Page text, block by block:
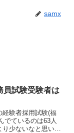
samx
員試験受験者は
経験者採用試験(福
でているのは63人
少ないなと思いま